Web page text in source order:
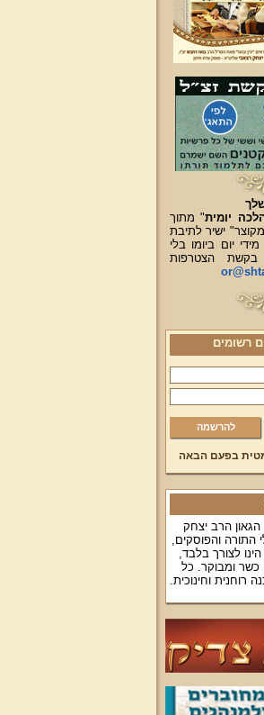
יומית" מתוך
ישיר לתיבת
יום ביומו בלי
הצטרפות
רשומים
להרשמה
בפעם הבאה
הרב יצחק
התורה והפוסקים,
לצורך בלבד,
כשר ומבוקר. כל
רוחנית וחינוכית.